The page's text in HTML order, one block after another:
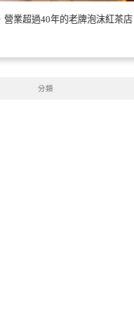
營業超過40年的老牌泡沫紅茶
分類